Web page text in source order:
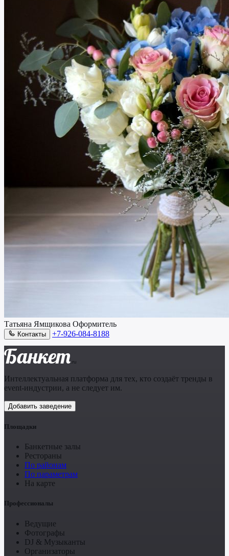
Татьяна Ямщикова Оформитель
Контакты +7-926-084-8188
Банкет .ru
Интеллектуальная платформа для тех, кто создаёт тренды в
event-индустрии, а не следует им.
Добавить заведение
Площадки
Банкетные залы
Рестораны
По районам
По параметрам
На карте
Профессионалы
Ведущие
Фотографы
DJ & Музыканты
Организаторы